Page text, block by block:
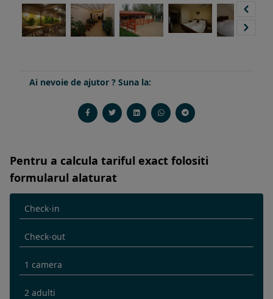
Ai nevoie de ajutor ? Suna la:
Pentru a calcula tariful exact folositi
formularul alaturat